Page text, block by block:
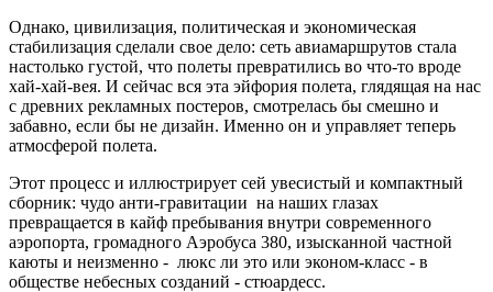
Однако, цивилизация, политическая и экономическая
стабилизация сделали свое дело: сеть авиамаршрутов стала
настолько густой, что полеты превратились во что-то вроде
хай-хай-вея. И сейчас вся эта эйфория полета, глядящая на нас
с древних рекламных постеров, смотрелась бы смешно и
забавно, если бы не дизайн. Именно он и управляет теперь
атмосферой полета.
Этот процесс и иллюстрирует сей увесистый и компактный
сборник: чудо анти-гравитации на наших глазах
превращается в кайф пребывания внутри современного
аэропорта, громадного Аэробуса 380, изысканной частной
каюты и неизменно - люкс ли это или эконом-класс - в
обществе небесных созданий - стюардесс.